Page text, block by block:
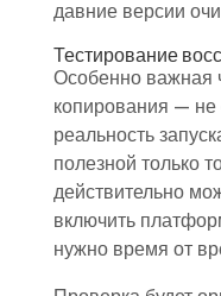
давние версии
Тестирование
Особенно важная
копирования — не
реальность
полезной только
действительно
включить
нужно время от